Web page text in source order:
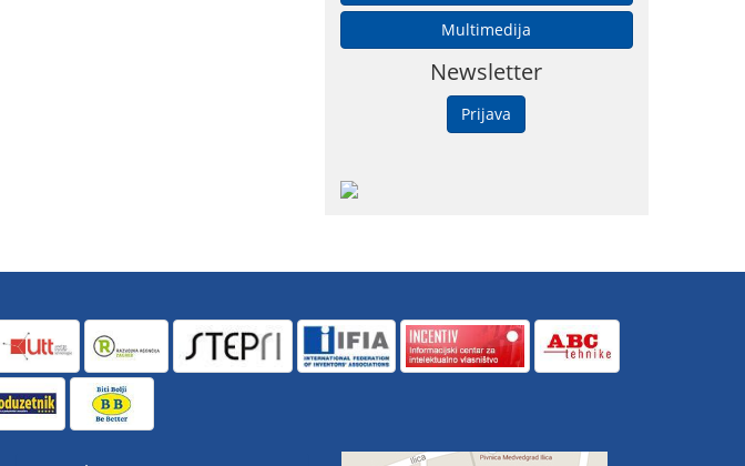
Multimedija
Newsletter
Prijava